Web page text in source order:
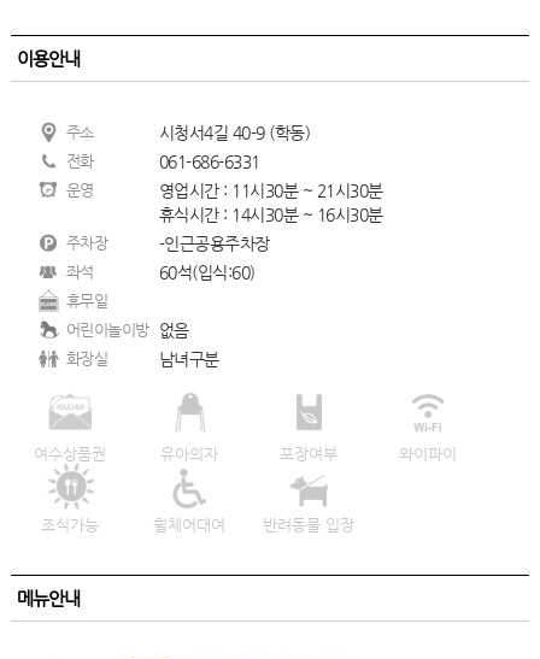
이용안내
주소 시청서4길 40-9 (학동)
전화 061-686-6331
운영
영업시간 : 11시30분 ~ 21시30분
휴식시간 : 14시30분 ~ 16시30분
주차장 -인근공용주차장
좌석 60석(입식:60)
휴무일
어린이놀이방
없음
화장실 남녀구분
여수상품권 유아의자 포장여부 와이파이
조식가능 휠체어대여 반려동물 입장
메뉴안내